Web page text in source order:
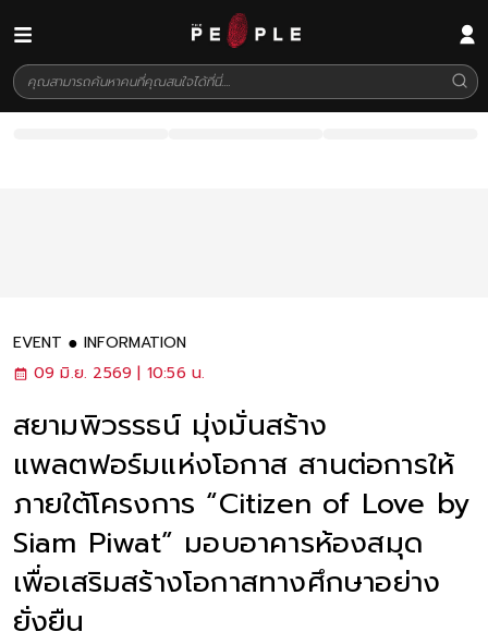
EVENT
INFORMATION
09 มิ.ย. 2569 | 10:56 น.
สยามพิวรรธน์ มุ่งมั่นสร้าง
แพลตฟอร์มแห่งโอกาส สานต่อการให้
ภายใต้โครงการ “Citizen of Love by
Siam Piwat” มอบอาคารห้องสมุด
เพื่อเสริมสร้างโอกาสทางศึกษาอย่าง
ยั่งยืน